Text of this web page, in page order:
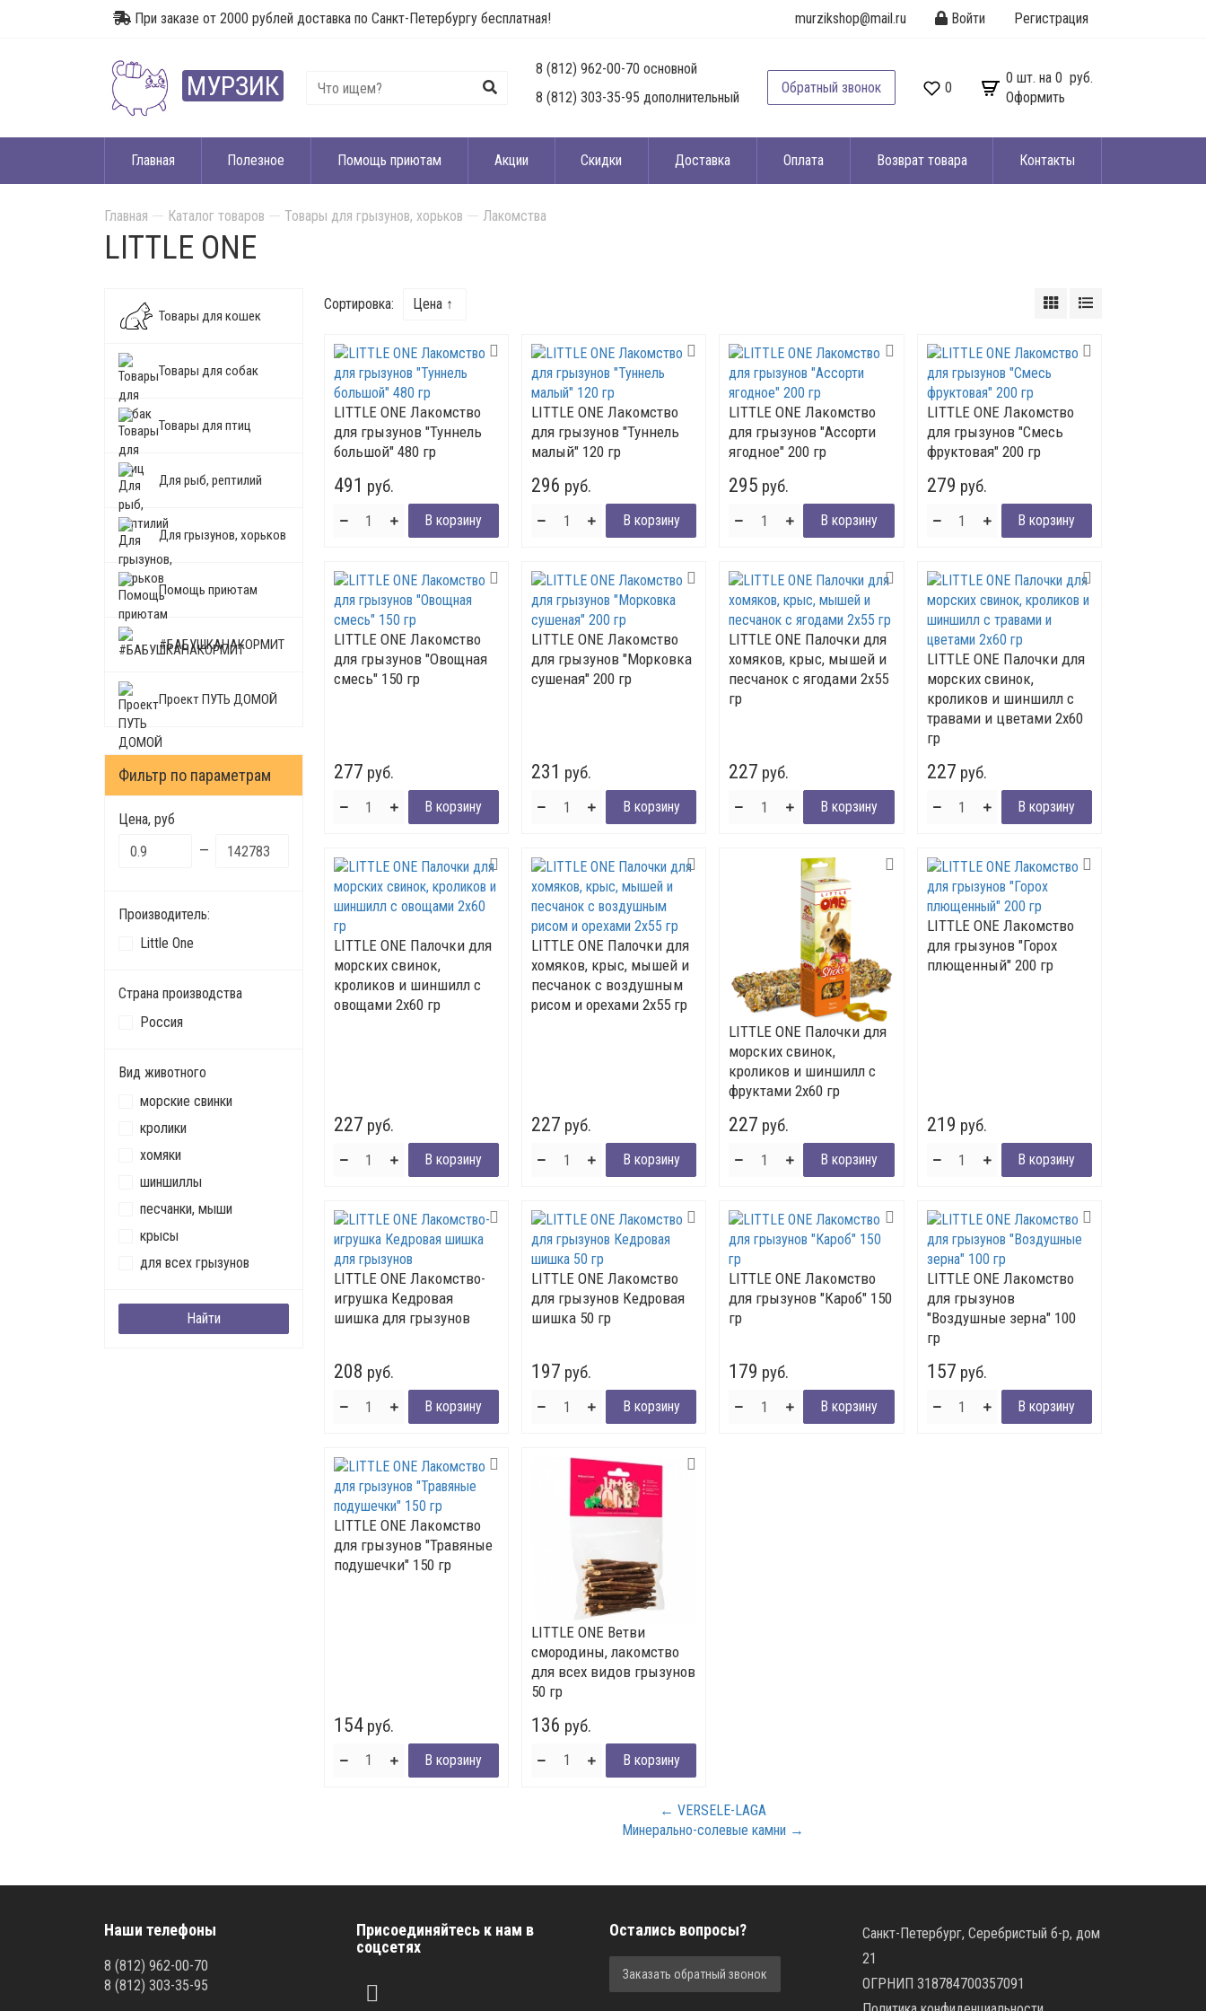
При заказе от 2000 рублей доставка по Санкт-Петербургу бесплатная! murzikshop@mail.ru Войти Регистрация
МУРЗИК
8 (812) 962-00-70 основной
8 (812) 303-35-95 дополнительный
Обратный звонок 0
0 шт. на 0 руб.
Оформить
Главная Полезное Помощь приютам Акции Скидки Доставка Оплата Возврат товара Контакты
Главная Каталог товаров Товары для грызунов, хорьков Лакомства
LITTLE ONE
Товары для кошек
Товары для собак
Товары для птиц
Для рыб, рептилий
Для грызунов, хорьков
Помощь приютам
#БАБУШКАНАКОРМИТ
Проект ПУТЬ ДОМОЙ
Фильтр по параметрам
Цена, руб
—
Производитель:
Little One
Страна производства
Россия
Вид животного
морские свинки
кролики
хомяки
шиншиллы
песчанки, мыши
крысы
для всех грызунов
Сортировка: Цена ↑
LITTLE ONE Лакомство
для грызунов "Туннель
большой" 480 гр
491 руб.
LITTLE ONE Лакомство
для грызунов "Туннель
малый" 120 гр
296 руб.
LITTLE ONE Лакомство
для грызунов "Ассорти
ягодное" 200 гр
295 руб.
LITTLE ONE Лакомство
для грызунов "Смесь
фруктовая" 200 гр
279 руб.
LITTLE ONE Лакомство
для грызунов "Овощная
смесь" 150 гр
277 руб.
LITTLE ONE Лакомство
для грызунов "Морковка
сушеная" 200 гр
231 руб.
LITTLE ONE Палочки для
хомяков, крыс, мышей и
песчанок с ягодами 2х55
гр
227 руб.
LITTLE ONE Палочки для
морских свинок,
кроликов и шиншилл с
травами и цветами 2х60
гр
227 руб.
LITTLE ONE Палочки для
морских свинок,
кроликов и шиншилл с
овощами 2х60 гр
227 руб.
LITTLE ONE Палочки для
хомяков, крыс, мышей и
песчанок с воздушным
рисом и орехами 2х55 гр
227 руб.
LITTLE ONE Палочки для
морских свинок,
кроликов и шиншилл с
фруктами 2х60 гр
227 руб.
LITTLE ONE Лакомство
для грызунов "Горох
плющенный" 200 гр
219 руб.
LITTLE ONE Лакомство-
игрушка Кедровая
шишка для грызунов
208 руб.
LITTLE ONE Лакомство
для грызунов Кедровая
шишка 50 гр
197 руб.
LITTLE ONE Лакомство
для грызунов "Кароб" 150
гр
179 руб.
LITTLE ONE Лакомство
для грызунов
"Воздушные зерна" 100
гр
157 руб.
LITTLE ONE Лакомство
для грызунов "Травяные
подушечки" 150 гр
154руб.
LITTLE ONE Ветви
смородины, лакомство
для всех видов грызунов
50 гр
136 руб.
← VERSELE-LAGA
Минерально-солевые камни →
Наши телефоны
8 (812) 962-00-70
8 (812) 303-35-95
Присоединяйтесь к нам в
соцсетях
Остались вопросы?
Заказать обратный звонок
Санкт-Петербург, Серебристый б-р, дом
21
ОГРНИП 318784700357091